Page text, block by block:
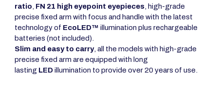
ratio FN 21 high eyepoint eyepieces , high-grade
precise fixed arm with focus and handle with the latest
technology of EcoLED™ illumination plus rechargeable
batteries (not included).
Slim and easy to carry, all the models with high-grade
precise fixed arm are equipped with long
lasting LED illumination to provide over 20 years of use.